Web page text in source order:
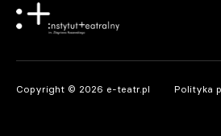
Copyright © 2026 e-teatr.pl Polityka